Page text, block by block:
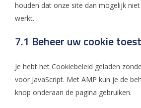
houden dat onze site dan mogelijk
werkt.
7.1 Beheer uw cookie
Je hebt het Cookiebeleid geladen
voor JavaScript. Met AMP kun je de
knop onderaan de pagina gebruiken.